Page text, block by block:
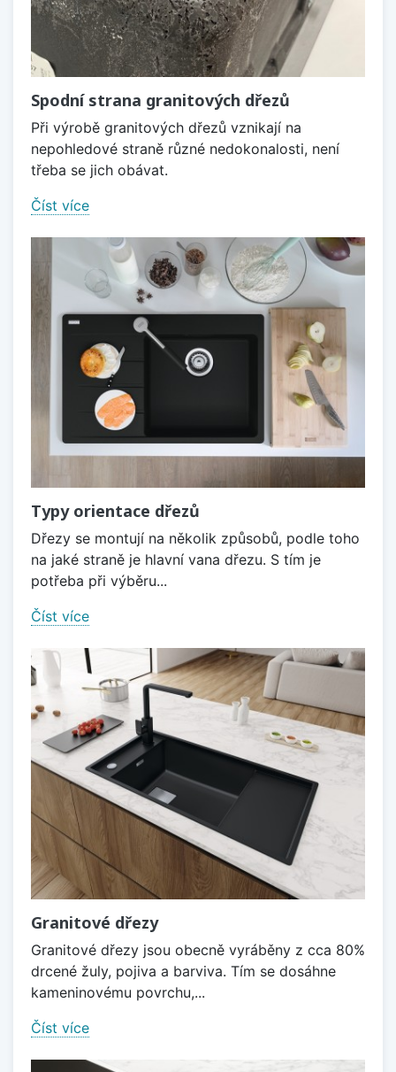
Spodní strana granitových dřezů
Při výrobě granitových dřezů vznikají na
nepohledové straně různé nedokonalosti, není
třeba se jich obávat.
Číst více
Typy orientace dřezů
Dřezy se montují na několik způsobů, podle toho
na jaké straně je hlavní vana dřezu. S tím je
potřeba při výběru...
Číst více
Granitové dřezy
Granitové dřezy jsou obecně vyráběny z cca 80%
drcené žuly, pojiva a barviva. Tím se dosáhne
kameninovému povrchu,...
Číst více